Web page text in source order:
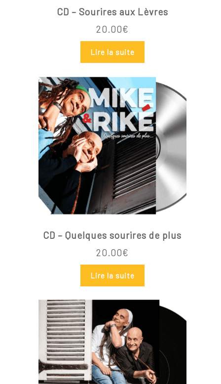
Votre panier est vide.
Go To Shop
CD – Sourires aux Lèvres
20.00€
Lire la suite
CD – Quelques sourires de plus
20.00€
Lire la suite